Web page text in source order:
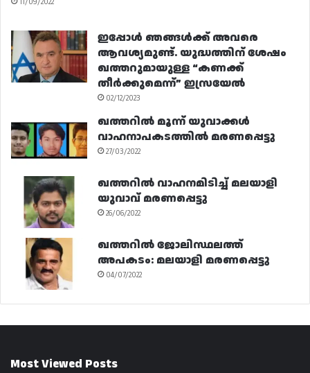
ഇപ്പോൾ ഞങ്ങൾക്ക് അവരെ
ആവശ്യമുണ്ട്. യുദ്ധത്തിന് ശേഷം
ഖത്തറുമായുള്ള “കണക്ക്
തീർക്കുമെന്ന്” ഇസ്രയേൽ
02/12/2023
ഖത്തറിൽ മൂന്ന് യുവാക്കൾ
വാഹനാപകടത്തിൽ മരണപ്പെട്ടു
27/03/2022
ഖത്തറിൽ വാഹനമിടിച്ച് മലയാളി
യുവാവ് മരണപ്പെട്ടു
26/06/2022
ഖത്തറിൽ ജോലിസ്ഥലത്ത്
അപകടം: മലയാളി മരണപ്പെട്ടു
04/07/2022
Most Viewed Posts